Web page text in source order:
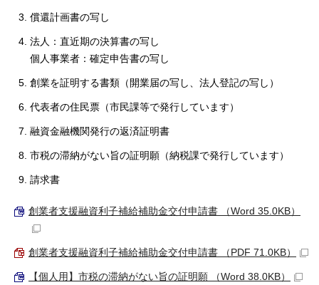
償還計画書の写し
法人：直近期の決算書の写し
個人事業者：確定申告書の写し
創業を証明する書類（開業届の写し、法人登記の写し）
代表者の住民票（市民課等で発行しています）
融資金融機関発行の返済証明書
市税の滞納がない旨の証明願（納税課で発行しています）
請求書
創業者支援融資利子補給補助金交付申請書 （Word 35.0KB）
創業者支援融資利子補給補助金交付申請書 （PDF 71.0KB）
【個人用】市税の滞納がない旨の証明願 （Word 38.0KB）